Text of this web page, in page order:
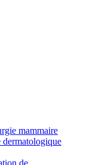
mammaire